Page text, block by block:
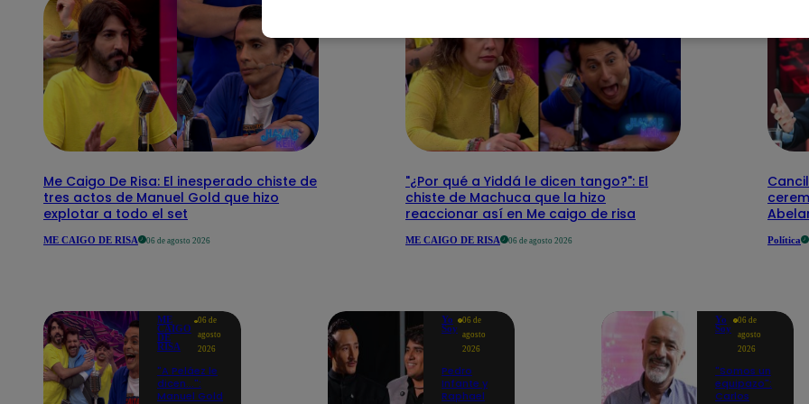
Me Caigo De Risa: El inesperado chiste de
tres actos de Manuel Gold que hizo
explotar a todo el set
ME CAIGO DE RISA 06 de agosto 2026
"¿Por qué a Yiddá le dicen tango?": El
chiste de Machuca que la hizo
reaccionar así en Me caigo de risa
ME CAIGO DE RISA 06 de agosto 2026 Política
ME
CAIGO
DE
RISA
06 de
agosto
2026
"A Peláez le
dicen...":
Manuel Gold
Yo
Soy
06 de
agosto
2026
Pedro
Infante y
Raphael
Yo
Soy
06 de
agosto
2026
"Somos un
equipazo":
Carlos